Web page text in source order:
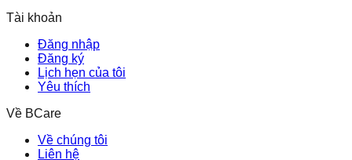
Tài khoản
Đăng nhập
Đăng ký
Lịch hẹn của tôi
Yêu thích
Về BCare
Về chúng tôi
Liên hệ